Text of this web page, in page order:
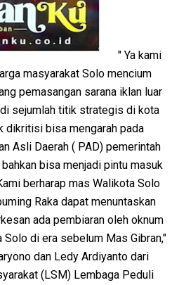
" Ya kami
masyarakat Solo mencium
pemasangan sarana iklan luar
sejumlah titik strategis di kota
dikritisi bisa mengarah pada
Asli Daerah ( PAD) pemerintah
bisa menjadi pintu masuk
berharap mas Walikota Solo
Raka dapat menuntaskan
ada pembiaran oleh oknum
di era sebelum Mas Gibran,"
dan Ledy Ardiyanto dari
(LSM) Lembaga Peduli